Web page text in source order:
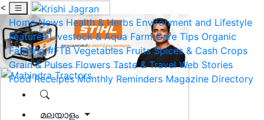
<
Home News Health & Herbs Environment and Lifestyle
Features Livestock & Aqua Farm Care Tips Organic
Farming #FTB Vegetables Fruits Spices & Cash Crops
Grain & Pulses Flowers Taste & Travel Web Stories
Food Receipes Monthly Reminders Magazine Directory
മലയാളം